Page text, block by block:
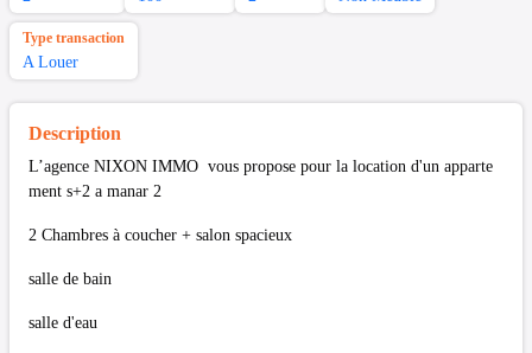
Type transaction
A Louer
Description
L’agence NIXON IMMO vous propose pour la location d'un apparte
ment s+2 a manar 2
2 Chambres à coucher + salon spacieux
salle de bain
salle d'eau